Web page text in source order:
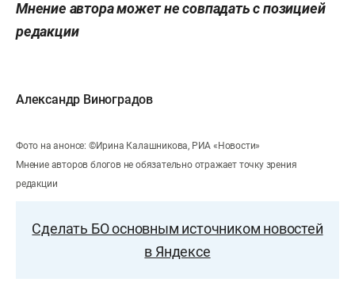
Мнение автора может не совпадать с позицией
редакции
Александр Виноградов
Фото на анонсе: ©Ирина Калашникова, РИА «Новости»
Мнение авторов блогов не обязательно отражает точку зрения
редакции
Сделать БО основным источником новостей
в Яндексе